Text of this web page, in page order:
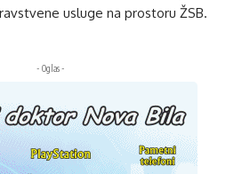
usluge na prostoru ŽSB.
- Oglas -